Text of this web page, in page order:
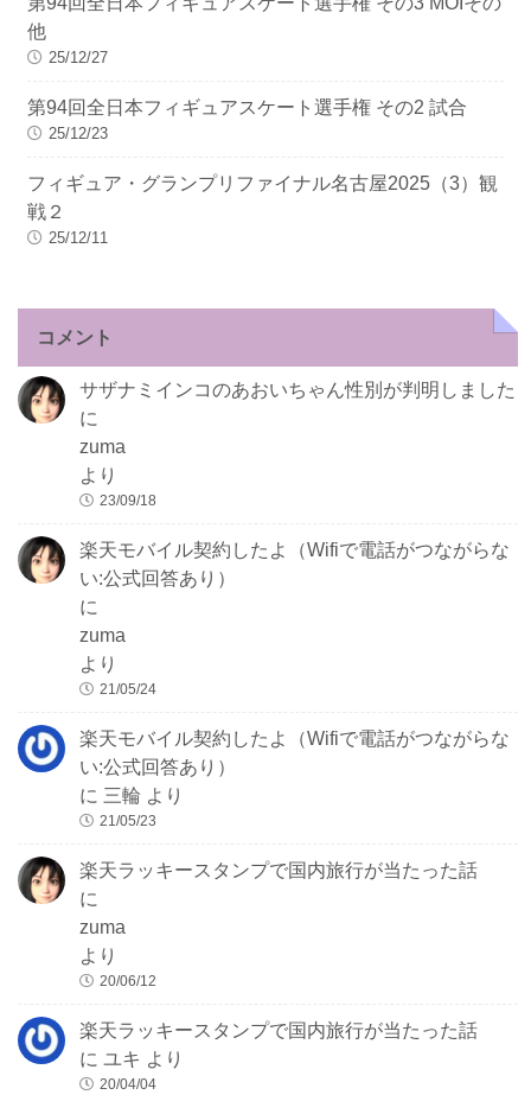
他
25/12/27
第94回全日本フィギュアスケート選手権 その2 試合
25/12/23
フィギュア・グランプリファイナル名古屋2025（3）観
戦２
25/12/11
コメント
サザナミインコのあおいちゃん性別が判明しました
に
zuma
より
23/09/18
楽天モバイル契約したよ（Wifiで電話がつながらな
い:公式回答あり）
に
zuma
より
21/05/24
楽天モバイル契約したよ（Wifiで電話がつながらな
い:公式回答あり）
に三輪 より
21/05/23
楽天ラッキースタンプで国内旅行が当たった話
に
zuma
より
20/06/12
楽天ラッキースタンプで国内旅行が当たった話
にユキ より
20/04/04